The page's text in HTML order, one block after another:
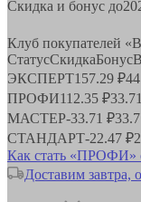
Скидка и бонус до
Клуб покупателей
СтатусСкидкаБонус
ЭКСПЕРТ157.29 ₽
ПРОФИ112.35 ₽
МАСТЕР-33.71 ₽
СТАНДАРТ-22.47 ₽
Как стать «ПРОФИ»
Доставим завтра,